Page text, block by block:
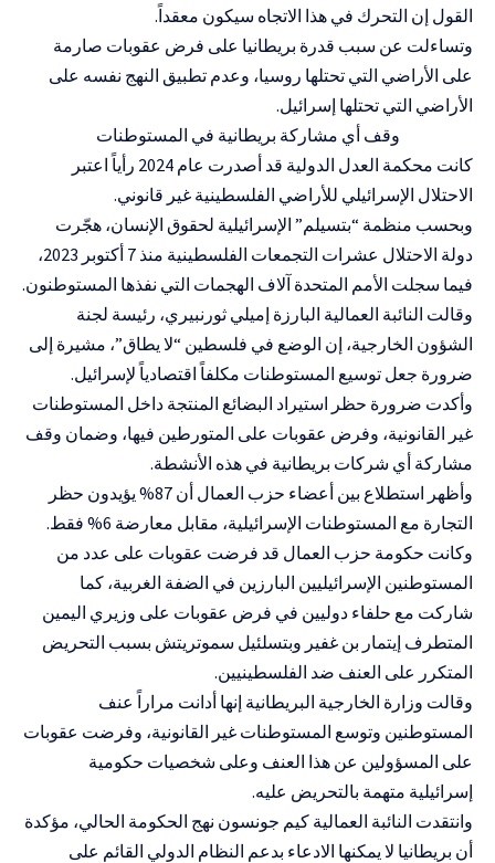
القول إن التحرك في هذا الاتجاه سيكون معقداً.
وتساءلت عن سبب قدرة بريطانيا على فرض عقوبات صارمة
على الأراضي التي تحتلها روسيا، وعدم تطبيق النهج نفسه على
الأراضي التي تحتلها إسرائيل.
وقف أي مشاركة بريطانية في المستوطنات
كانت محكمة العدل الدولية قد أصدرت عام 2024 رأياً اعتبر
الاحتلال الإسرائيلي للأراضي الفلسطينية غير قانوني.
وبحسب منظمة “بتسيلم” الإسرائيلية لحقوق الإنسان، هجّرت
دولة الاحتلال عشرات التجمعات الفلسطينية منذ 7 أكتوبر 2023،
فيما سجلت الأمم المتحدة آلاف الهجمات التي نفذها المستوطنون.
وقالت النائبة العمالية البارزة إميلي ثورنبيري، رئيسة لجنة
الشؤون الخارجية، إن الوضع في فلسطين “لا يطاق”، مشيرة إلى
ضرورة جعل توسيع المستوطنات مكلفاً اقتصادياً لإسرائيل.
وأكدت ضرورة حظر استيراد البضائع المنتجة داخل المستوطنات
غير القانونية، وفرض عقوبات على المتورطين فيها، وضمان وقف
مشاركة أي شركات بريطانية في هذه الأنشطة.
وأظهر استطلاع بين أعضاء حزب العمال أن 87% يؤيدون حظر
التجارة مع المستوطنات الإسرائيلية، مقابل معارضة 6% فقط.
وكانت حكومة حزب العمال قد فرضت عقوبات على عدد من
المستوطنين الإسرائيليين البارزين في الضفة الغربية، كما
شاركت مع حلفاء دوليين في فرض عقوبات على وزيري اليمين
المتطرف إيتمار بن غفير وبتسلئيل سموتريتش بسبب التحريض
المتكرر على العنف ضد الفلسطينيين.
وقالت وزارة الخارجية البريطانية إنها أدانت مراراً عنف
المستوطنين وتوسع المستوطنات غير القانونية، وفرضت عقوبات
على المسؤولين عن هذا العنف وعلى شخصيات حكومية
إسرائيلية متهمة بالتحريض عليه.
وانتقدت النائبة العمالية كيم جونسون نهج الحكومة الحالي، مؤكدة
أن بريطانيا لا يمكنها الادعاء بدعم النظام الدولي القائم على